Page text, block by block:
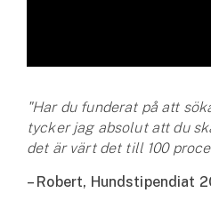
Hyresrättsförsäkring
Företag
"Har du funderat på att
tycker jag absolut att du
det är värt det till 100
– Robert, Hundstipendiat